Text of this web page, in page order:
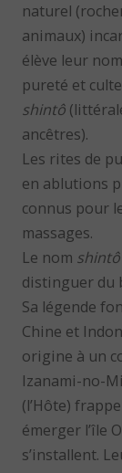
naturel
animaux)
élève leur
pureté et
shintô
ancêtres).
Les rites de
en ablutions
connus pour
massages.
Le nom shintô
distinguer du
Sa légende
Chine et
origine à un
Izanami-no-
(l’Hôte)
émerger l’île
s’installent.